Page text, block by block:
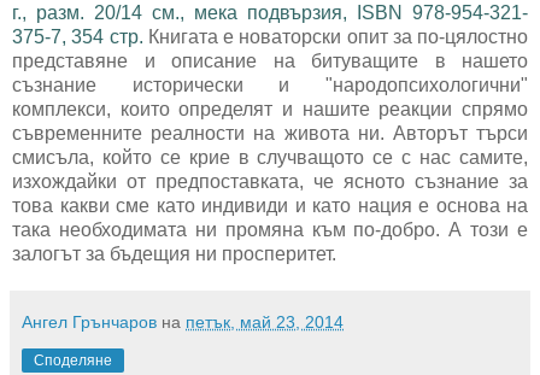
г., разм. 20/14 см., мека подвързия, ISBN 978-954-321-
375-7, 354 стр. Книгата е новаторски опит за по-цялостно
представяне и описание на битуващите в нашето
съзнание исторически и "народопсихологични"
комплекси, които определят и нашите реакции спрямо
съвременните реалности на живота ни. Авторът търси
смисъла, който се крие в случващото се с нас самите,
изхождайки от предпоставката, че ясното съзнание за
това какви сме като индивиди и като нация е основа на
така необходимата ни промяна към по-добро. А този е
залогът за бъдещия ни просперитет.
Ангел Грънчаров на петък, май 23, 2014
Споделяне